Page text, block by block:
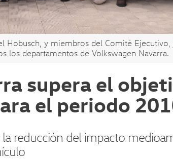
Hobusch, y miembros del Comité
los departamentos de Volkswagen Navarra.
supera el
el periodo
reducción del impacto